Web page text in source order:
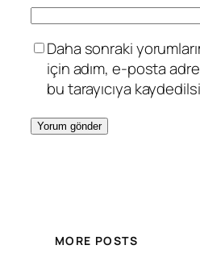
Daha sonraki
için adım, e-posta
bu tarayıcıya
MORE POSTS